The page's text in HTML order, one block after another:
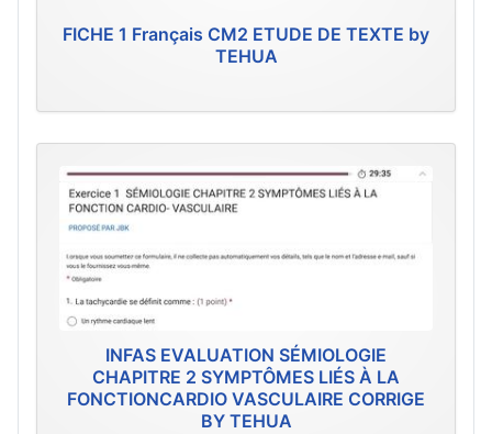
FICHE 1 Français CM2 ETUDE DE TEXTE by
TEHUA
INFAS EVALUATION SÉMIOLOGIE
CHAPITRE 2 SYMPTÔMES LIÉS À LA
FONCTIONCARDIO VASCULAIRE CORRIGE
BY TEHUA